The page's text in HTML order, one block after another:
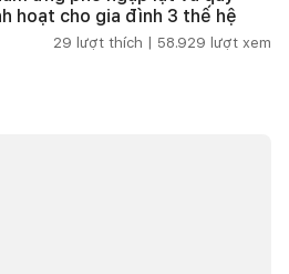
hoạt cho gia đình 3 thế hệ
29 lượt thích | 58.929 lượt xem